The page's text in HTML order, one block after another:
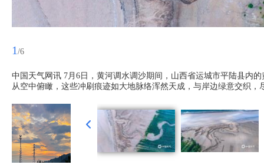
1 /6
中国天气网讯 7月6日，黄河调水调沙期间，山西省运城市平陆县内
从空中俯瞰，这些冲刷痕迹如大地脉络浑然天成，与岸边绿意交织，